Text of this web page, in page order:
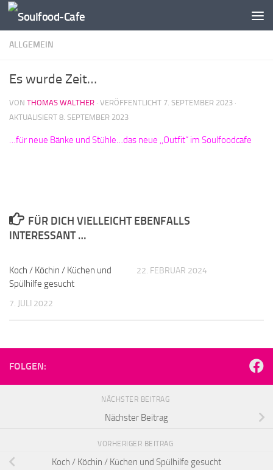
Zum Inhalt springen
ALLGEMEIN
Es wurde Zeit…
VON THOMAS WALTHER · VERÖFFENTLICHT 7. SEPTEMBER 2023 ·
AKTUALISIERT 8. SEPTEMBER 2023
…für neue Bänke und Stühle…das neue ,,Outfit“ im Soulfoodcafe
FÜR DICH VIELLEICHT EBENFALLS
INTERESSANT …
Koch / Köchin / Küchen und
Spülhilfe gesucht
7. JULI 2022
22. FEBRUAR 2024
FOLGEN:
NÄCHSTER BEITRAG
Nächster Beitrag
VORHERIGER BEITRAG
Koch / Köchin / Küchen und Spülhilfe gesucht